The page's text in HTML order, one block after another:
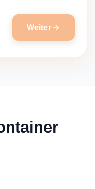
Weiter